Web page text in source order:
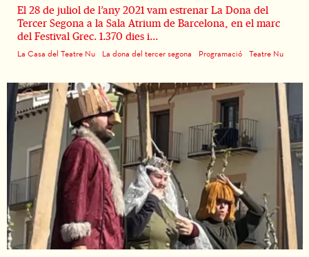
El 28 de juliol de l’any 2021 vam estrenar La Dona del
Tercer Segona a la Sala Atrium de Barcelona, en el marc
del Festival Grec. 1.370 dies i...
La Casa del Teatre Nu La dona del tercer segona Programació Teatre Nu